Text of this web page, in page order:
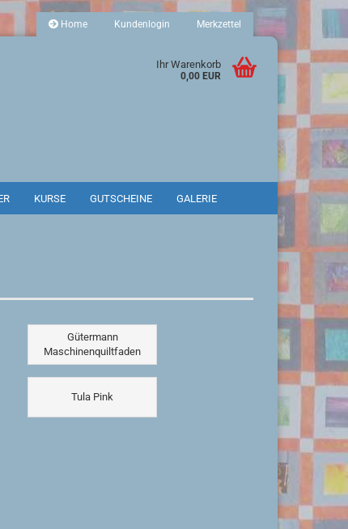
Home Kundenlogin Merkzettel
Ihr Warenkorb
0,00 EUR
KURSE GUTSCHEINE GALERIE
Gütermann
Maschinenquiltfaden
Tula Pink